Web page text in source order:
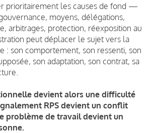
prioritairement les causes de fond —
moyens, délégations,
arbitrages, protection, réexposition au
peut déplacer le sujet vers la
: son comportement, son ressenti, son
son adaptation, son contrat, sa
devient alors une difficulté
RPS devient un conflit
problème de travail devient un